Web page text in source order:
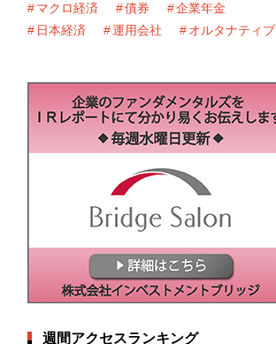
マクロ経済
債券
企業年金
日本経済
運用会社 オルタナティブ
週間アクセスランキング